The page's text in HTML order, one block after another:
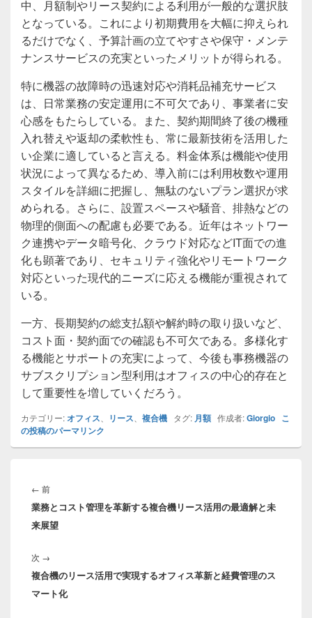
中、月額制やリース契約による利用が一般的な選択肢
となっている。これにより初期費用を大幅に抑えられ
るだけでなく、予算計画の立てやすさや保守・メンテ
ナンスサービスの充実といったメリットが得られる。
特に機器の故障時の迅速対応や消耗品補充サービス
は、日常業務の安定運用に不可欠であり、事業者に安
心感をもたらしている。また、契約期間終了後の機種
入れ替えや返却の柔軟性も、常に最新技術を活用した
い企業に適していると言える。料金体系は機能や使用
状況によって異なるため、導入前には利用枚数や運用
スタイルを詳細に把握し、無駄のないプラン選択が求
められる。さらに、設置スペースや騒音、排熱などの
物理的側面への配慮も必要である。近年はネットワー
ク連携やデータ暗号化、クラウド対応などIT面での進
化も顕著であり、セキュリティ強化やリモートワーク
対応といった現代的ニーズに応える機能が重視されて
いる。
一方、長期契約の総支払額や解約時の取り扱いなど、
コスト面・契約面での確認も不可欠である。多様化す
る機能とサポートの充実によって、今後も事務機器の
サブスクリプション型利用はオフィスの中心的存在と
して重要性を増していくだろう。
カテゴリー:オフィス リース 複合機 タグ: 月額 作成者:Giorgio こ
の投稿のパーマリンク
稿
ナ
ビ
ゲ
シ
ョ
ン
← 前前
の
投
業務とコスト管理を革新する複合機リース活用の最適解と未
来展望
次 →
の
投
複合機のリース活用で実現するオフィス革新と経費管理のス
マート化